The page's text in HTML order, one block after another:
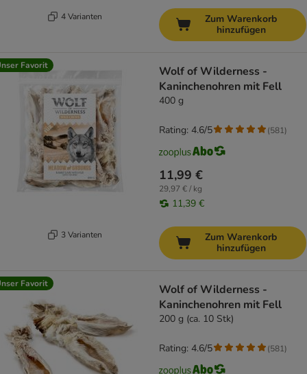
4 Varianten
Zum Warenkorb
hinzufügen
Favorit
3 Varianten
Wolf of Wilderness -
Kaninchenohren mit Fell
400 g
11,99 €
29,97 € / kg
11,39 €
Rating: 4.6/5 (581)
Zum Warenkorb
hinzufügen
Favorit
Wolf of Wilderness -
Kaninchenohren mit Fell
200 g (ca. 10 Stk)
Rating: 4.6/5 (581)